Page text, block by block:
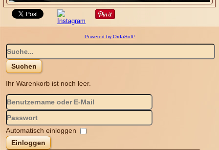
Powered by OrdaSoft!
Ihr Warenkorb ist noch leer.
Automatisch einloggen
Einloggen